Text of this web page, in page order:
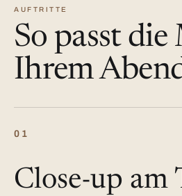
AUFTRITTE
So passt die
Ihrem
01
Close-up am